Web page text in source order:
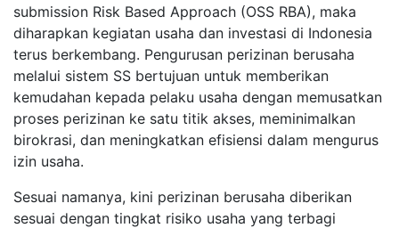
submission Risk Based Approach (OSS RBA), maka
diharapkan kegiatan usaha dan investasi di Indonesia
terus berkembang. Pengurusan perizinan berusaha
melalui sistem SS bertujuan untuk memberikan
kemudahan kepada pelaku usaha dengan memusatkan
proses perizinan ke satu titik akses, meminimalkan
birokrasi, dan meningkatkan efisiensi dalam mengurus
izin usaha.
Sesuai namanya, kini perizinan berusaha diberikan
sesuai dengan tingkat risiko usaha yang terbagi